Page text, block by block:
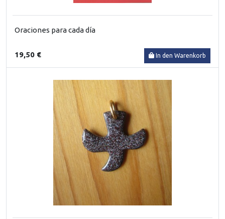
Oraciones para cada día
19,50 € In den Warenkorb